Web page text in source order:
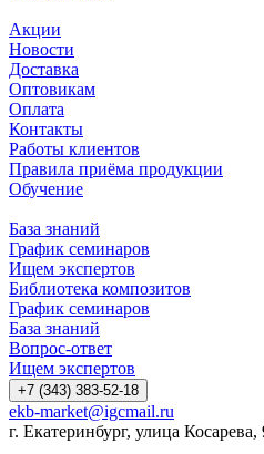
Акции
Новости
Доставка
Оптовикам
Оплата
Контакты
Работы клиентов
Правила приёма продукции
Обучение
База знаний
График семинаров
Ищем экспертов
Библиотека композитов
График семинаров
База знаний
Вопрос-ответ
Ищем экспертов
+7 (343) 383-52-18
ekb-market@igcmail.ru
г. Екатеринбург, улица Косарева,